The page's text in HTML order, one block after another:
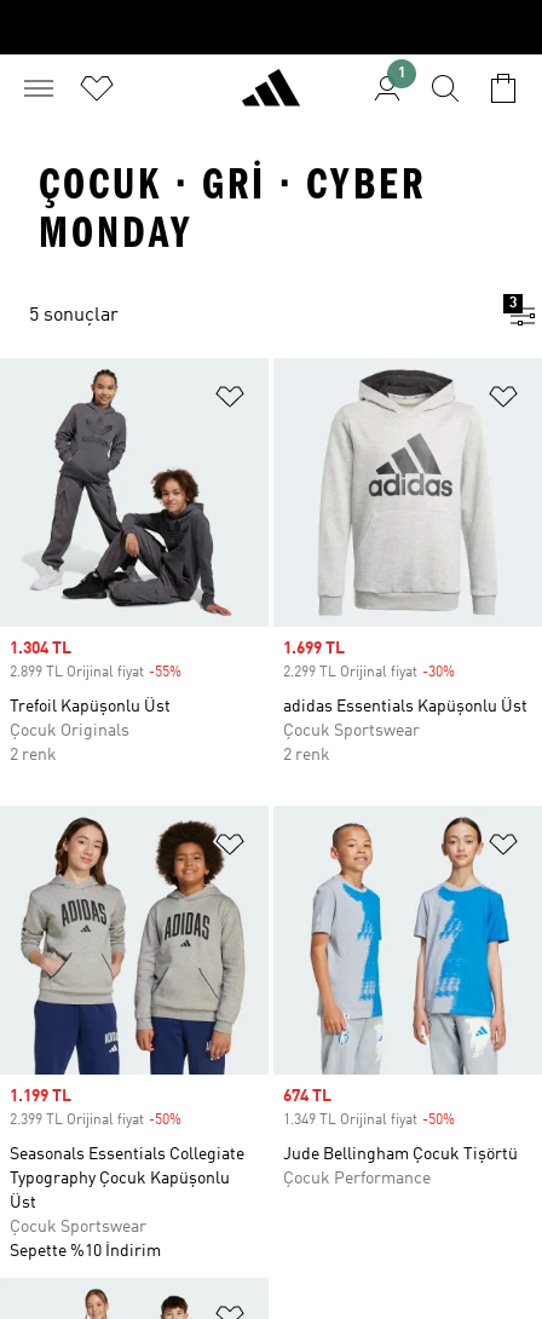
1
ÇOCUK · GRI · CYBER
MONDAY
5 sonuçlar
3
Favori Listesine Ekle
Sale price
1.304 TL
2.899 TL Orijinal fiyat -55%
Trefoil Kapüşonlu Üst
Çocuk Originals
2 renk
Sale price
1.699 TL
2.299 TL Orijinal fiyat -30%
adidas Essentials Kapüşonlu Üst
Çocuk Sportswear
2 renk
Favori Listesine Ekle
Sale price
1.199 TL
2.399 TL Orijinal fiyat -50%
Seasonals Essentials Collegiate
Typography Çocuk Kapüşonlu
Üst
Çocuk Sportswear
Sepette %10 İndirim
Sale price
674 TL
1.349 TL Orijinal fiyat -50%
Jude Bellingham Çocuk Tişörtü
Çocuk Performance